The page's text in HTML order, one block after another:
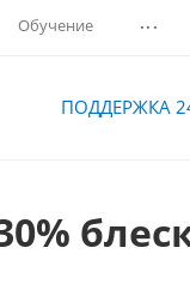
Обучение ...
ПОДДЕРЖКА